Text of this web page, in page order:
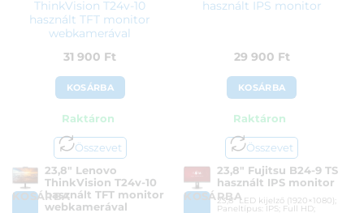
ThinkVision T24v-10
használt TFT monitor
webkamerával
31 900 Ft
KOSÁRBA
Raktáron
Összevet
KOSÁRBA
23,8″ Lenovo
ThinkVision T24v-10
használt TFT monitor
webkamerával
használt IPS monitor
29 900 Ft
KOSÁRBA
Raktáron
Összevet
KOSÁRBA
23,8″ Fujitsu B24-9 TS
használt IPS monitor
23,8″ LED kijelző (1920×1080);
Paneltípus: IPS; Full HD;